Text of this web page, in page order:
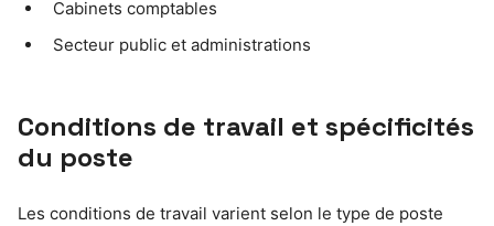
Cabinets comptables
Secteur public et administrations
Conditions de travail et spécificités
du poste
Les conditions de travail varient selon le type de poste